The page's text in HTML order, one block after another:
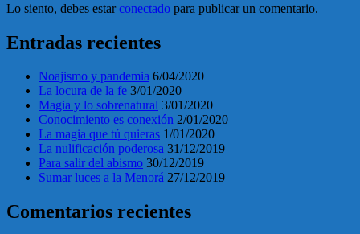
Lo siento, debes estarconectado para publicar un comentario.
Entradas recientes
Noajismo y pandemia 6/04/2020
La locura de la fe 3/01/2020
Magia y lo sobrenatural 3/01/2020
Conocimiento es conexión 2/01/2020
La magia que tú quieras 1/01/2020
La nulificación poderosa 31/12/2019
Para salir del abismo 30/12/2019
Sumar luces a la Menorá 27/12/2019
Comentarios recientes